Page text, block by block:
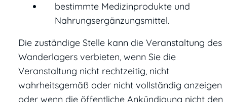
bestimmte Medizinprodukte und
Nahrungsergänzungsmittel.
Die zuständige Stelle kann die Veranstaltung des
Wanderlagers verbieten, wenn Sie die
Veranstaltung nicht rechtzeitig, nicht
wahrheitsgemäß oder nicht vollständig anzeigen
oder wenn die öffentliche Ankündigung nicht den